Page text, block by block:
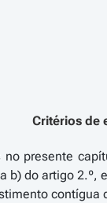
Critérios de
presente
b) do artigo
contígua